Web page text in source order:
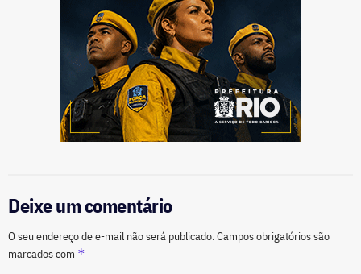
Deixe um comentário
O seu endereço de e-mail não será publicado.Campos obrigatórios são
marcados com *